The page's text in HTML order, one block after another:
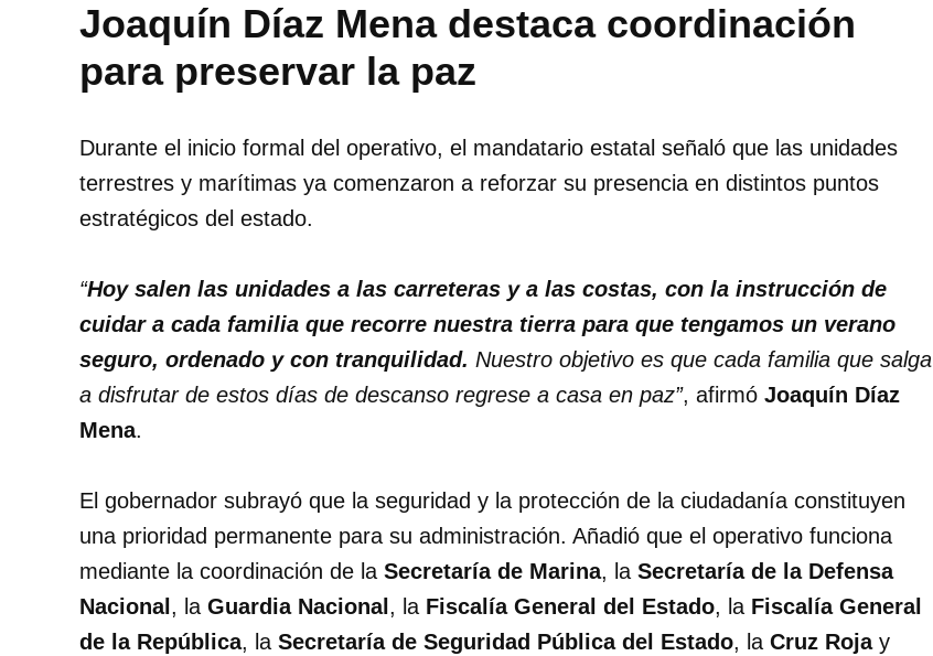
Joaquín Díaz Mena destaca coordinación
para preservar la paz
Durante el inicio formal del operativo, el mandatario estatal señaló que las unidades
terrestres y marítimas ya comenzaron a reforzar su presencia en distintos puntos
estratégicos del estado.
“Hoy salen las unidades a las carreteras y a las costas, con la instrucción de
cuidar a cada familia que recorre nuestra tierra para que tengamos un verano
seguro, ordenado y con tranquilidad. Nuestro objetivo es que cada familia que salga
a disfrutar de estos días de descanso regrese a casa en paz”, afirmó Joaquín Díaz
Mena.
El gobernador subrayó que la seguridad y la protección de la ciudadanía constituyen
una prioridad permanente para su administración. Añadió que el operativo funciona
mediante la coordinación de la Secretaría de Marina, la Secretaría de la Defensa
Nacional , la Guardia Nacional , la Fiscalía General del Estado, la Fiscalía General
de la República, la Secretaría de Seguridad Pública del Estado, la Cruz Rojay